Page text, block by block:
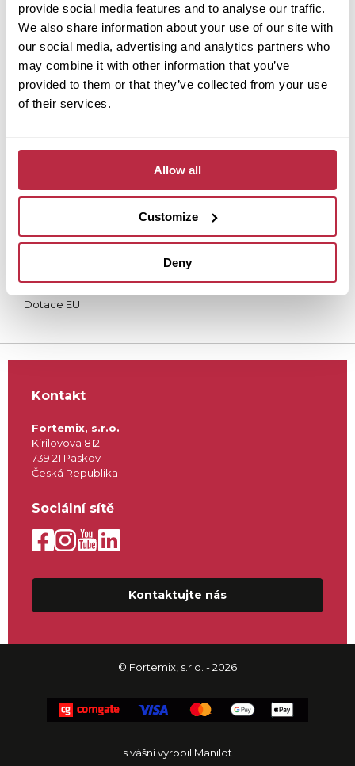
provide social media features and to analyse our traffic.
We also share information about your use of our site with
our social media, advertising and analytics partners who
may combine it with other information that you’ve
provided to them or that they’ve collected from your use
of their services.
Allow all
Customize
Deny
Kontakty
Terasy Tereco
Proč Tereco?
Produkty a řešení
Dokumenty
Povinné dokumenty
Zásady ochrany osobních údajů (GDPR)
Všeobecné obchodní podmínky (VOP) – Fortemix
Přepravní a platební podmínky
Dotace EU
© Fortemix, s.r.o. - 2026
s vášní vyrobil Manilot
Kontakt
Fortemix, s.r.o.
Kirilovova 812
739 21 Paskov
Česká Republika
Sociální sítě
Kontaktujte nás